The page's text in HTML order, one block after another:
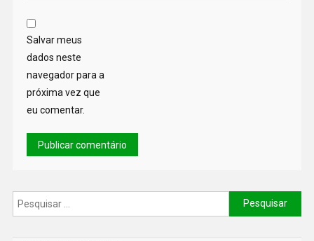
Salvar meus
dados neste
navegador para a
próxima vez que
eu comentar.